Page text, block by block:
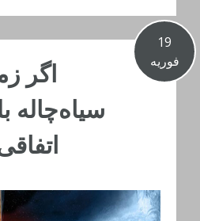
19
فوریه
اگر
سیاه‌چاله